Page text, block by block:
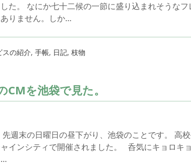
た。 なにか七十二候の一節に盛り込まれそうな
りません。しか…
スの紹介, 手帳, 日記, 枝物
を池袋で見た。
週末の日曜日の昼下がり、池袋のことです。 高
インシティで開催されました。 呑気にキョロキ
…